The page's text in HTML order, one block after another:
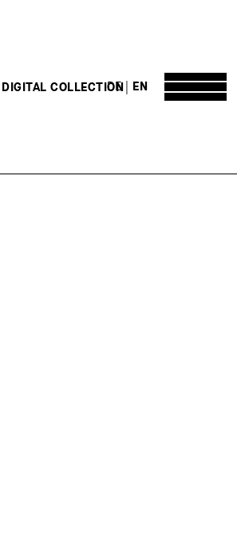
DE EN
DIGITAL COLLECTION